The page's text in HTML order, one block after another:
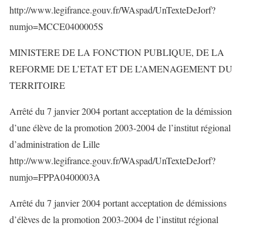
http://www.legifrance.gouv.fr/WAspad/UnTexteDeJorf?
numjo=MCCE0400005S
MINISTERE DE LA FONCTION PUBLIQUE, DE LA
REFORME DE L’ETAT ET DE L’AMENAGEMENT DU
TERRITOIRE
Arrêté du 7 janvier 2004 portant acceptation de la démission
d’une élève de la promotion 2003-2004 de l’institut régional
d’administration de Lille
http://www.legifrance.gouv.fr/WAspad/UnTexteDeJorf?
numjo=FPPA0400003A
Arrêté du 7 janvier 2004 portant acceptation de démissions
d’élèves de la promotion 2003-2004 de l’institut régional